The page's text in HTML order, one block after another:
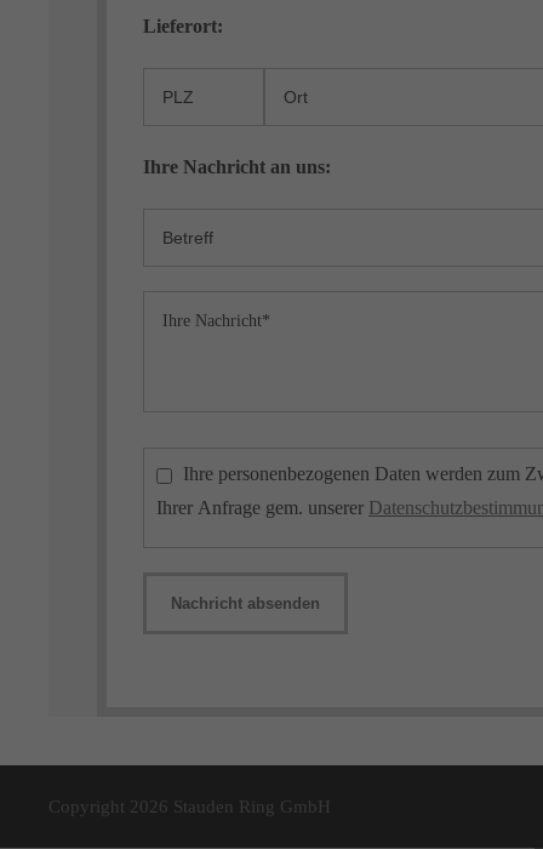
Lieferort:
Ihre Nachricht an uns:
Ihre personenbezogenen Daten werden zum
Ihrer Anfrage gem. unserer
Nachricht absenden
Copyright 2026 Stauden Ring GmbH